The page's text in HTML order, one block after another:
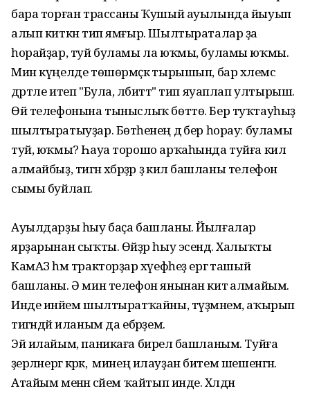
бара торған трассаны Ҡушый ауылында йыуып
алып киткән тип ямғыр. Шылтыраталар ҙа
һорайҙар, туй буламы ла юҡмы, буламы юҡмы.
Мин күңелде төшөрмәҫкә тырышып, бар хәлемсә
дәртле итеп "Була, әлбиттә" тип яуаплап ултырыш.
Өй телефонына тыныслыҡ бөттө. Бер туҡтауһыҙ
шылтыратыуҙар. Бөтәһенең дә бер һорау: буламы
туй, юҡмы? Һауа торошо арҡаһында туйға килә
алмайбыҙ, тигән хәбәрҙәр ҙә килә башланы телефон
сымы буйлап.
Ауылдарҙы һыу баҫа башланы. Йылғалар
ярҙарынан сыҡты. Өйҙәр һыу эсендә. Халыҡты
КамАЗ һәм тракторҙар хәүефһеҙ ергә ташый
башланы. Ә мин телефон янынан китә алмайым.
Инде инәйем шылтыратҡайны, түҙмәнем, аҡырып
тигәндәй иланым да ебәрҙем.
Эй илайым, паникаға бирелә башланым. Туйға
әҙерләнергә кәрәк, ә минең илауҙан битем шешенгән.
Атайым менән әсәйем ҡайтып инде. Хәлдән